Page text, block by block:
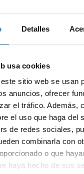
Detalles
usa cookies
sitio web se usan
anuncios, ofrecer
el tráfico. Además,
el uso que haga del
de redes sociales,
combinarla con
o que
haya hecho de sus
| +34 943 02 34 02
e inscripción en la
Vasco.